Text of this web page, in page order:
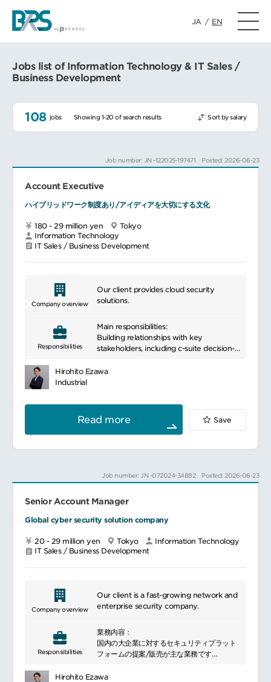
JA / EN
Jobs list of Information Technology & IT Sales /
Business Development
108 jobs Showing 1-20 of search results Sort by salary
Job number: JN -122025-197471 Posted: 2026-06-23
Account Executive
ハイブリッドワーク制度あり/アイディアを大切にする文化
180 - 29 million yen
Tokyo
Information Technology
IT Sales / Business Development
Company overview
Our client provides cloud security
solutions.
Responsibilities
Main responsibilities:
Building relationships with key
stakeholders, including c-suite decision-
Creating a long-term account strategy
customer needs and contribute to
account planning
Being a trusted advisor, understanding
client businesses and aligning company
Hirohito Ezawa
Industrial
Read more Save
Job number: JN -072024-34882 Posted: 2026-06-23
Senior Account Manager
Global cyber security solution company
20 - 29 million yen Tokyo
Information Technology
IT Sales / Business Development
Company overview
Our client is a fast-growing network and
enterprise security company.
Responsibilities
業務内容：
国内の大企業に対するセキュリティプラット
フォームの提案/販売が主な業務です
ープランを策定し、どのアカウントにどの商
Hirohito Ezawa